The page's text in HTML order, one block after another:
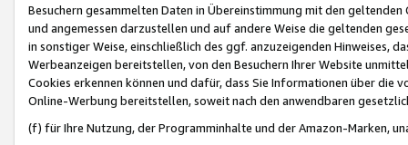
Besuchern gesammelten Daten in Übereinstimmung mit den
und angemessen darzustellen und auf andere Weise die geltenden
in sonstiger Weise, einschließlich des ggf. anzuzeigenden Hinweises,
Werbeanzeigen bereitstellen, von den Besuchern Ihrer Website
Cookies erkennen können und dafür, dass Sie Informationen über die
Online-Werbung bereitstellen, soweit nach den anwendbaren
(f) für Ihre Nutzung, der Programminhalte und der Amazon-Marken,